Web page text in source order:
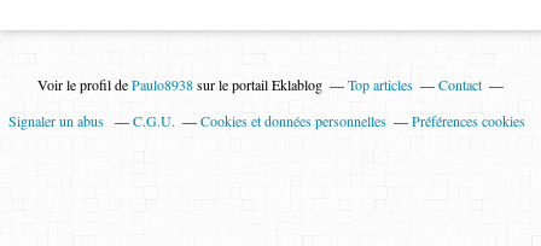
Voir le profil dePaulo8938sur le portail Eklablog Top articles
Contact
Signaler un abus
C.G.U. Cookies et données personnelles Préférences cookies